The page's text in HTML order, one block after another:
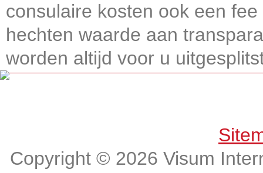
consulaire kosten ook een
hechten waarde aan
worden altijd voor u
Copyright © 2026 Visum